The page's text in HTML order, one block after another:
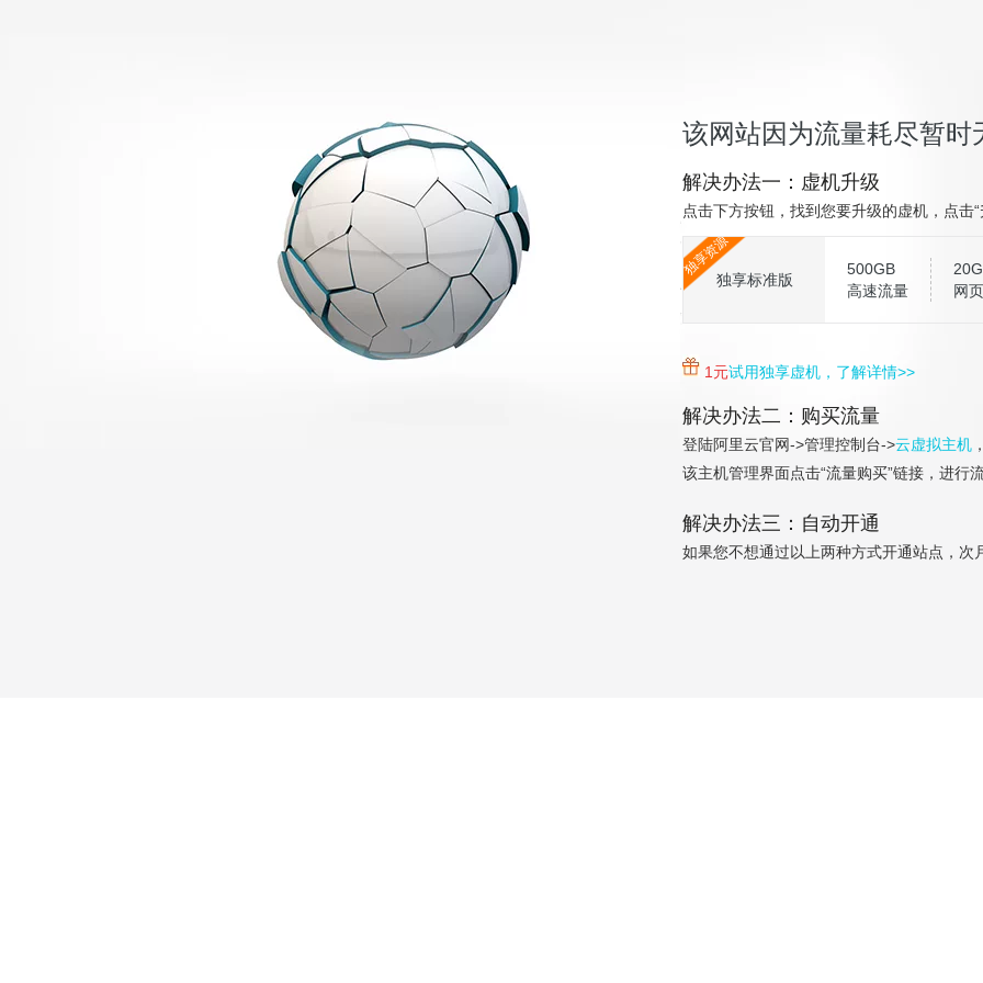
该网站因为流量耗尽暂时
解决办法一：虚机升级
点击下方按钮，找到您要升级的虚机，点击
独享资源
独享标准版
500GB
高速流量
网
1元试用独享虚机，了解详情>>
解决办法二：购买流量
登陆阿里云官网->管理控制台->云虚拟主机
该主机管理界面点击“流量购买”链接，进行
解决办法三：自动开通
如果您不想通过以上两种方式开通站点，次